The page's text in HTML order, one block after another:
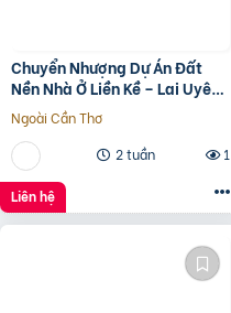
Chuyển Nhượng Dự Án Đất
Nền Nhà Ở Liền Kề – Lai Uyên,
Bầu Bàng, Bình Dương
Ngoài Cần Thơ
2 tuần
1
Liên hệ